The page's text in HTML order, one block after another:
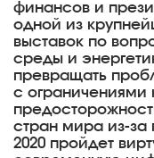
финансов и
одной из
выставок по
среды и
превращать
с
стран мира из-за
2020 пройдет